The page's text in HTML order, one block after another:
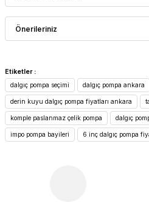
Bu ürüne ilk
Önerileriniz
Bu ürünün fiyat bilgisi, resim, ürün
konularda yetersiz gördüğünüz
kullanarak tarafımıza iletebilirsiniz.
Görüş ve önerileriniz için teşekkür
Ürün resmi kalitesiz, bozuk veya
Etiketler :
dalgıç pompa seçimi
dalgıç pompa ankara
derin kuyu dalgıç pompa fiyatları ankara
komple paslanmaz çelik pompa dalgıç
impo pompa bayileri 6 inç dalgıç pompa